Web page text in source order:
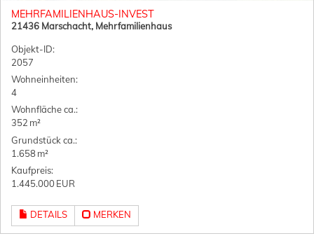
MEHRFAMILIENHAUS-INVEST
21436 Marschacht, Mehrfamilienhaus
Objekt-ID:
2057
Wohneinheiten:
4
Wohnfläche ca.:
352 m²
Grund­stück ca.:
1.658 m²
Kaufpreis:
1.445.000 EUR
DETAILS MERKEN